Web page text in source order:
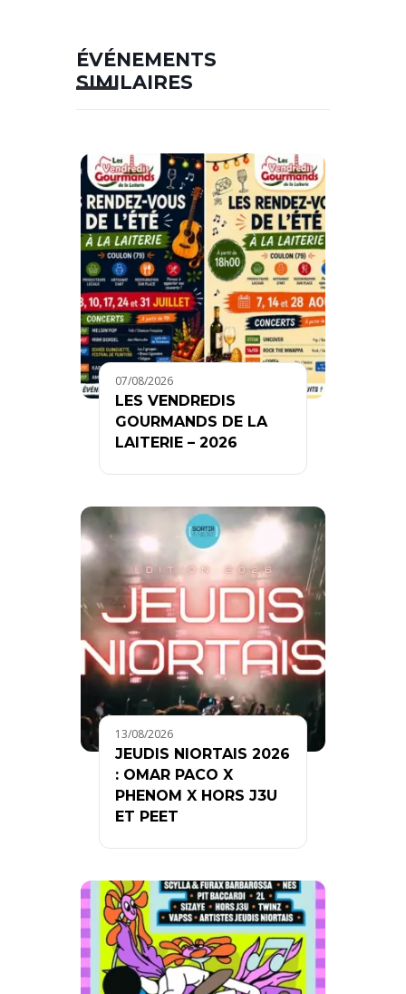
ÉVÉNEMENTS
SIMILAIRES
07/08/2026
LES VENDREDIS
GOURMANDS DE LA
LAITERIE – 2026
13/08/2026
JEUDIS NIORTAIS 2026
: OMAR PACO X
PHENOM X HORS J3U
ET PEET